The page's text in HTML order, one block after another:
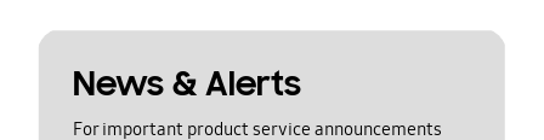
News & Alerts
For important product service announcements